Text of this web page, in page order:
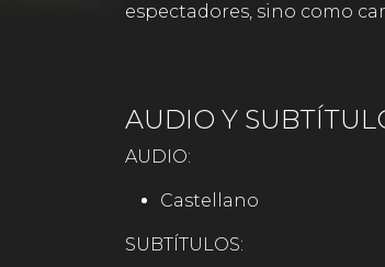
espectadores, sino como
AUDIO Y
AUDIO:
Castellano
SUBTÍTULOS: